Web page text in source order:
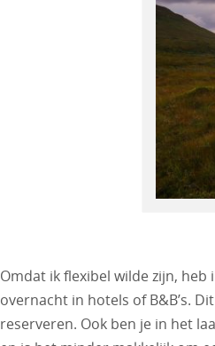
Omdat ik flexibel wilde zijn,
overnacht in hotels of B&B’s.
reserveren. Ook ben je in het